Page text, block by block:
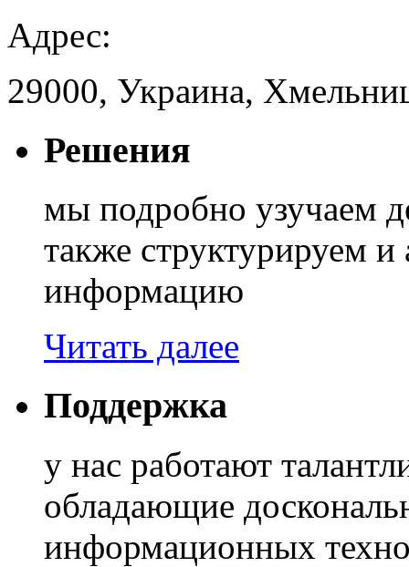
Адрес:
29000, Украина,
Решения
мы подробно узучаем
также структурируем
информацию
Читать далее
Поддержка
у нас работают
обладающие
информационных